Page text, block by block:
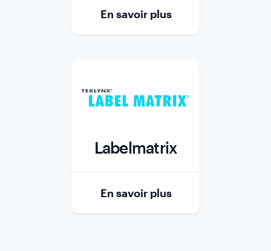
En savoir plus
Labelmatrix
Role
En savoir plus